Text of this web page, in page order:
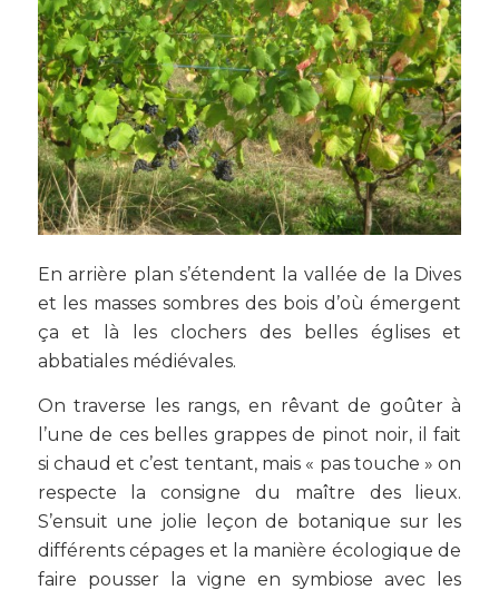
En arrière plan s’étendent la vallée de la Dives
et les masses sombres des bois d’où émergent
ça et là les clochers des belles églises et
abbatiales médiévales.
On traverse les rangs, en rêvant de goûter à
l’une de ces belles grappes de pinot noir, il fait
si chaud et c’est tentant, mais « pas touche » on
respecte la consigne du maître des lieux.
S’ensuit une jolie leçon de botanique sur les
différents cépages et la manière écologique de
faire pousser la vigne en symbiose avec les